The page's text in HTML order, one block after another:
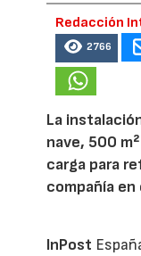
Redacción
2766
La
nave, 500
carga para
compañía
InPost